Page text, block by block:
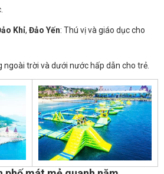
Khỉ, Đảo Yến: Thú vị và giáo dục cho
ngoài trời và dưới nước hấp dẫn cho trẻ.